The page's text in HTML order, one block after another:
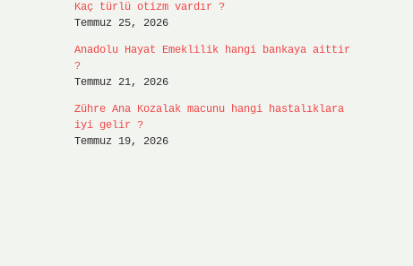
Kaç türlü otizm vardır ?
Temmuz 25, 2026
Anadolu Hayat Emeklilik hangi bankaya aittir
?
Temmuz 21, 2026
Zühre Ana Kozalak macunu hangi hastalıklara
iyi gelir ?
Temmuz 19, 2026